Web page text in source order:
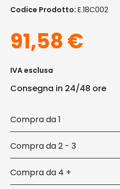
Codice Prodotto: E.18C002
91,58€
IVA esclusa
Consegna in 24/48 ore
1
2 - 3
4 +